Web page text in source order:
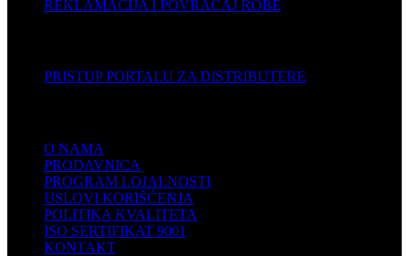
REKLAMACIJA I POVRAĆAJ ROBE
PRISTUP PORTALU ZA DISTRIBUTERE
O NAMA
PRODAVNICA
PROGRAM LOJALNOSTI
USLOVI KORIŠĆENJA
POLITIKA KVALITETA
ISO SERTIFIKAT 9001
KONTAKT